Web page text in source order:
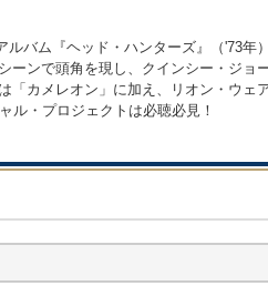
バム『ヘッド・ハンターズ』（'73
ンで頭角を現し、クインシー・ジ
カメレオン」に加え、リオン・ウ
ル・プロジェクトは必聴必見！